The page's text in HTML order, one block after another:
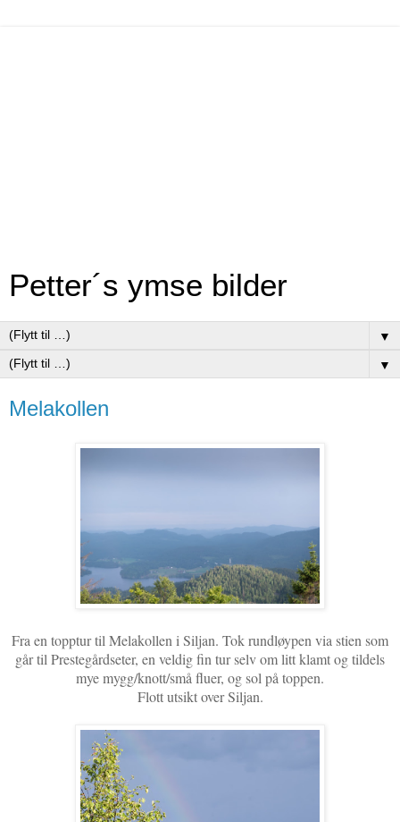
Petter´s ymse bilder
▼
▼
Melakollen
Fra en topptur til Melakollen i Siljan. Tok rundløypen via stien som
går til Prestegårdseter, en veldig fin tur selv om litt klamt og tildels
mye mygg/knott/små fluer, og sol på toppen.
Flott utsikt over Siljan.